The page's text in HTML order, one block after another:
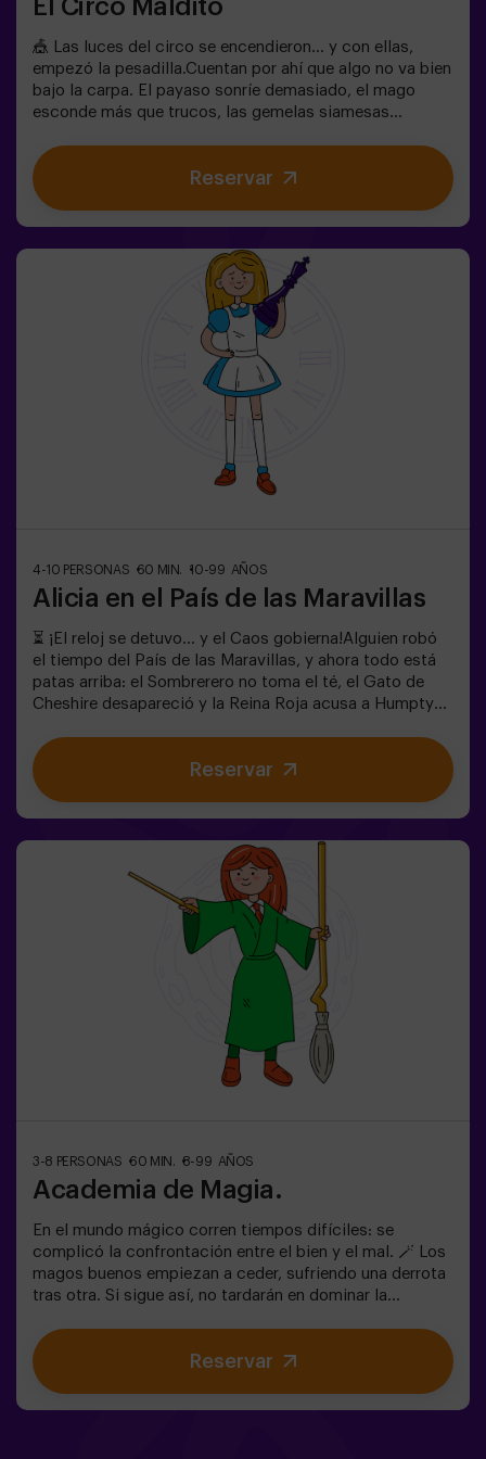
El Circo Maldito
🎪 Las luces del circo se encendieron… y con ellas,
empezó la pesadilla.Cuentan por ahí que algo no va bien
bajo la carpa. El payaso sonríe demasiado, el mago
esconde más que trucos, las gemelas siamesas
muy raro. ¿Qué se esconde bajo la carpa de este circo y
qué es lo que quiere su cruel director?No todos los
circos hacen reír. En este, los aplausos pueden ser lo
Ingenio, reflejos y nervios de acero serán vuestra única
salida. Un escape room tan divertido como
escalofriante...¿Eres lo suficientemente valiente para
entrar? 🎟️✅ Ideal para planes con amigos | parejas |
adolescentes❗Los jugadores menores de 15 años
deberán entrar acompañados de al menos un adulto.
🧑‍🚀 Existe la opción de que les acompañe uno de
nuestros monitores en la aventura, consúltanos las
Reservar
4-10 PERSONAS 60 MIN. 10-99 AÑOS
Alicia en el País de las Maravillas
⏳ ¡El reloj se detuvo… y el Caos gobierna!Alguien robó
el tiempo del País de las Maravillas, y ahora todo está
patas arriba: el Sombrerero no toma el té, el Gato de
Cheshire desapareció y la Reina Roja acusa a Humpty
tu ayuda para descubrirlo!En este escape room lleno de
magia y locura, tendrás que:✔ Resolver enigmas
absurdos (como los que le gustan al Sombrerero).✔
antes de que el País de las Maravillas desaparezca para
siempre. ¿Te atreves a entrar en este mundo donde la
lógica no existe… pero el reloj sí corre en tu contra?✅
Ideal para grupos grandes | planes con amigos |
despedida de soltera | team building❗ Niños menores de
15 años, deberán ir acompañados de un adulto. Existe la
opción de contratar a un monitor para acompañarlos en
la aventura, consúltanos las condiciones.
Reservar
3-8 PERSONAS 60 MIN. 8-99 AÑOS
Academia de Magia.
En el mundo mágico corren tiempos difíciles: se
complicó la confrontación entre el bien y el mal. 🪄 Los
magos buenos empiezan a ceder, sufriendo una derrota
tras otra. Si sigue así, no tardarán en dominar la
equilibrio es utilizar el poder de la piedra filosofal.
Primero hay que crearla pero... ¡nadie ha conseguido
hacerlo en toda la historia de la magia! Os espera la
Reservar